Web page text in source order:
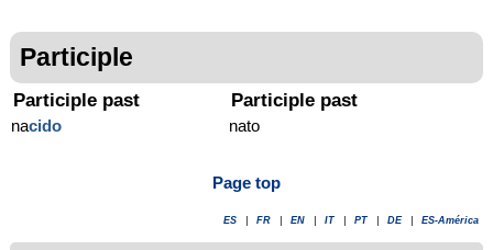
Participle
Participle past
nacido
Participle past
nato
Page top
ES FR EN IT PT DE ES-América